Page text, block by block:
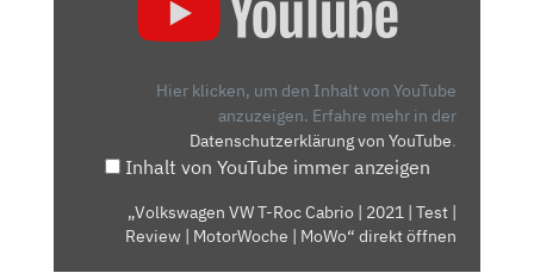
Hier klicken, um den Inhalt von YouTube
anzuzeigen. Erfahre mehr in der
Datenschutzerklärung von YouTube.
Inhalt von YouTube immer anzeigen
„Volkswagen VW T-Roc Cabrio | 2021 | Test |
Review | MotorWoche | MoWo“ direkt öffnen